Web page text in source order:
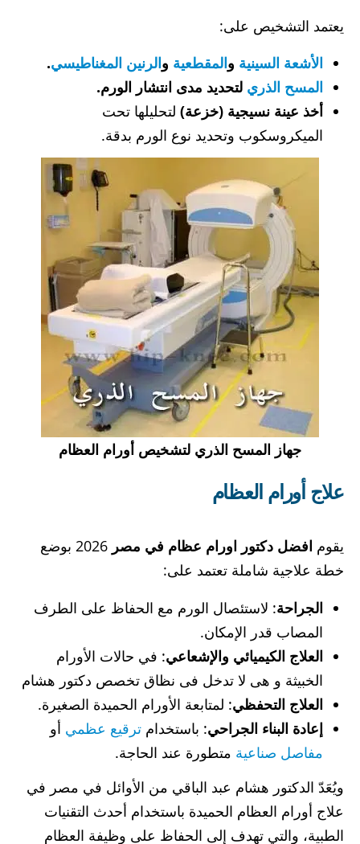
يعتمد التشخيص على:
الأشعة السينية والمقطعية والرنين المغناطيسي.
المسح الذري لتحديد مدى انتشار الورم.
أخذ عينة نسيجية (خزعة) لتحليلها تحت
الميكروسكوب وتحديد نوع الورم بدقة.
جهاز المسح الذري لتشخيص أورام العظام
علاج أورام العظام
يقوم افضل دكتور اورام عظام في مصر
2026 بوضع
خطة علاجية شاملة تعتمد على:
الجراحة: لاستئصال الورم مع الحفاظ على الطرف
المصاب قدر الإمكان.
العلاج الكيميائي والإشعاعي: في حالات الأورام
الخبيثة و هى لا تدخل فى نظاق تخصص دكتور هشام
العلاج التحفظي: لمتابعة الأورام الحميدة الصغيرة.
إعادة البناء الجراحي: باستخدامترقيع عظمي أو
مفاصل صناعية متطورة عند الحاجة.
ويُعَدّ الدكتور هشام عبد الباقي من الأوائل في مصر في
علاج أورام العظام الحميدة باستخدام أحدث التقنيات
الطبية، والتي تهدف إلى الحفاظ على وظيفة العظام